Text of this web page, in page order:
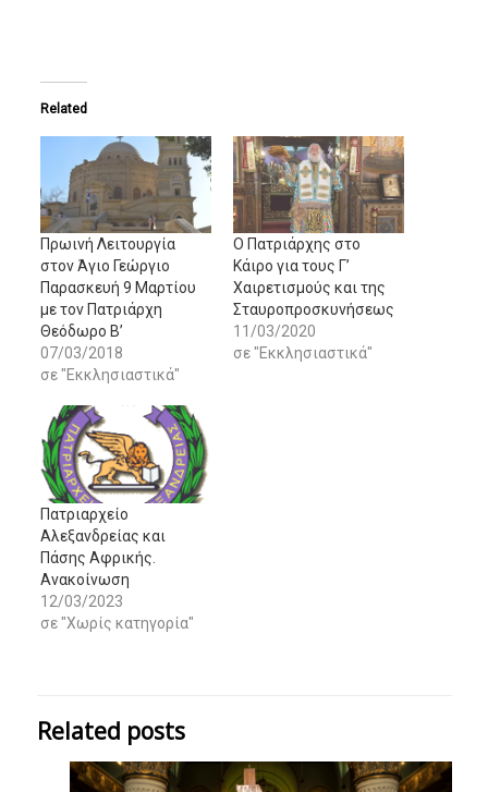
Related
Πρωινή Λειτουργία
στον Άγιο Γεώργιο
Παρασκευή 9 Μαρτίου
με τον Πατριάρχη
Θεόδωρο Β’
07/03/2018
σε "Εκκλησιαστικά"
Ο Πατριάρχης στο
Κάιρο για τους Γ’
Χαιρετισμούς και της
Σταυροπροσκυνήσεως
11/03/2020
σε "Εκκλησιαστικά"
Πατριαρχείο
Αλεξανδρείας και
Πάσης Αφρικής.
Ανακοίνωση
12/03/2023
σε "Χωρίς κατηγορία"
Related posts